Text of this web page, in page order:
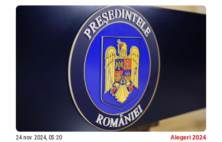
24 nov. 2024, 05:20 Alegeri 2024